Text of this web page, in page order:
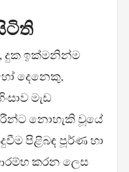
දුක ඉක්මනින්ම
දෙනෙකු,
මැඩ
නොහැකි වූයේ
පිළිබඳ පූර්ණ හා
කරන ලෙස